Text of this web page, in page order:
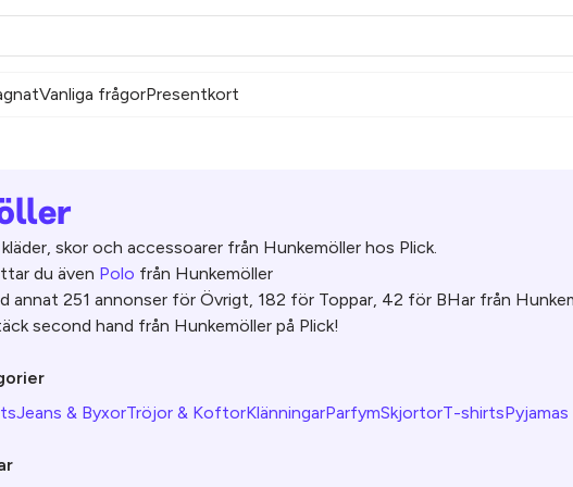
Vanliga frågorPresentkort
skor och accessoarer från Hunkemöller hos Plick.
du även Polo från Hunkemöller
annat 251 annonser för Övrigt, 182 för Toppar, 42 för BHar från
second hand från Hunkemöller på Plick!
Jeans & ByxorTröjor & KoftorKlänningarParfymSkjortorT-shirtsPyjamas